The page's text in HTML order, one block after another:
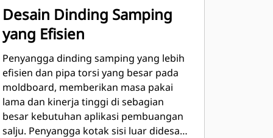
Desain Dinding Samping
yang Efisien
Penyangga dinding samping yang lebih
efisien dan pipa torsi yang besar pada
moldboard, memberikan masa pakai
lama dan kinerja tinggi di sebagian
besar kebutuhan aplikasi pembuangan
salju. Penyangga kotak sisi luar didesain